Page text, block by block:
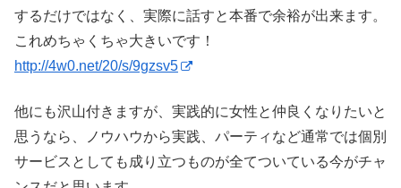
するだけではなく、実際に話すと本番で余裕が出来ます。
これめちゃくちゃ大きいです！
http://4w0.net/20/s/9gzsv5
他にも沢山付きますが、実践的に女性と仲良くなりたいと
思うなら、ノウハウから実践、パーティなど通常では個別
サービスとしても成り立つものが全てついている今がチャ